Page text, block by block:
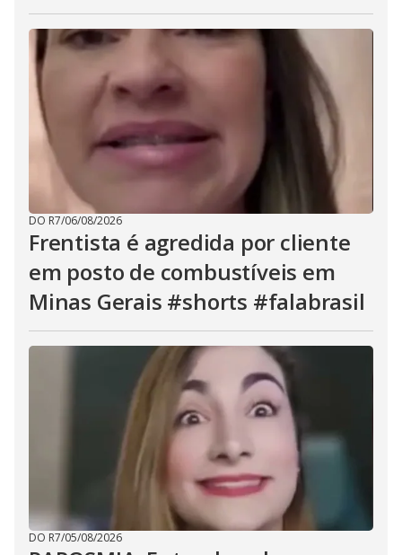
DO R7/06/08/2026
Frentista é agredida por cliente
em posto de combustíveis em
Minas Gerais #shorts #falabrasil
DO R7/05/08/2026